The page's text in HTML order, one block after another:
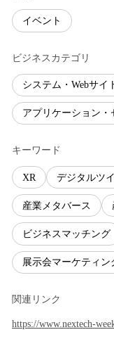
イベント
ビジネスカテゴリ
システム・Webサイ
アプリケーション・
キーワード
XR デジタルツ
産業メタバース
ビジネスマッチング
展示会マーケティン
関連リンク
https://www.nextech-